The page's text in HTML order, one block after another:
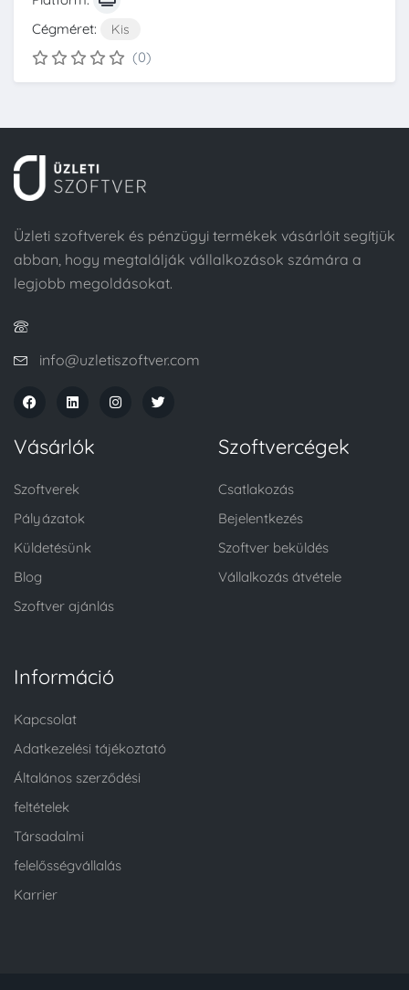
Cégméret:
Kis
(0)
Üzleti szoftverek és pénzügyi termékek vásárlóit segítjük
abban, hogy megtalálják vállalkozások számára a
legjobb megoldásokat.
info@uzletiszoftver.com
Vásárlók
Szoftverek
Pályázatok
Küldetésünk
Blog
Szoftver ajánlás
Szoftvercégek
Csatlakozás
Bejelentkezés
Szoftver beküldés
Vállalkozás átvétele
Információ
Kapcsolat
Adatkezelési tájékoztató
Általános szerződési
feltételek
Társadalmi
felelősségvállalás
Karrier